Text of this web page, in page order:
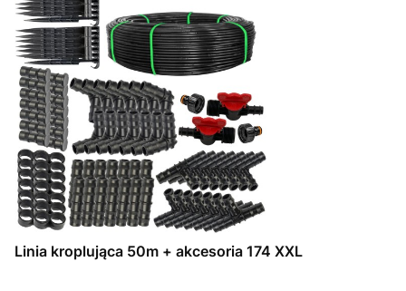
Linia kroplująca 50m + akcesoria 174 XXL